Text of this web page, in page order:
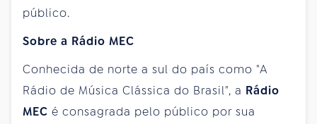
público.
Sobre a Rádio MEC
Conhecida de norte a sul do país como "A
Rádio de Música Clássica do Brasil", a Rádio
MEC é consagrada pelo público por sua